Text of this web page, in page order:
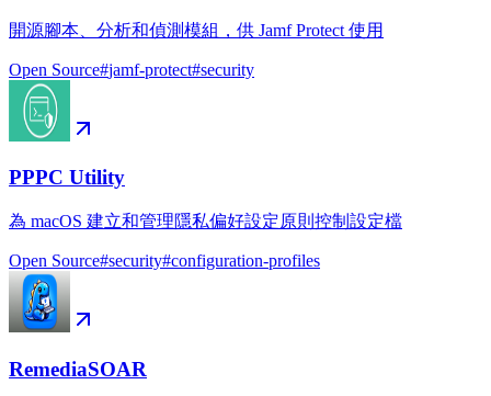
開源腳本、分析和偵測模組，供 Jamf Protect 使用
Open Source#jamf-protect#security
PPPC Utility
為 macOS 建立和管理隱私偏好設定原則控制設定檔
Open Source#security#configuration-profiles
RemediaSOAR